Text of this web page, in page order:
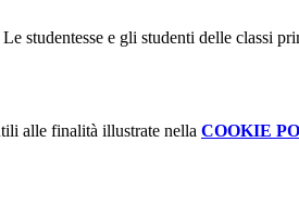
studentesse e gli studenti delle classi
alle finalità illustrate nella COOKIE